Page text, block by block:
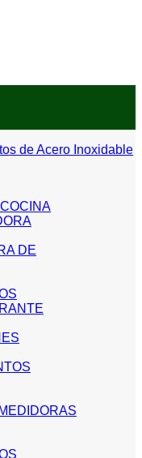
de Acero Inoxidable
DE